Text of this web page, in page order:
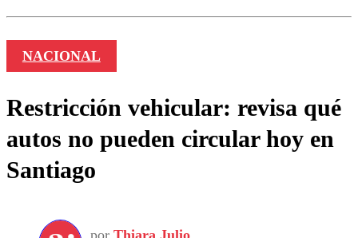
NACIONAL
Restricción vehicular: revisa qué
autos no pueden circular hoy en
Santiago